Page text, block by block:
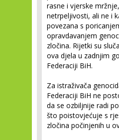
rasne i vjerske
netrpeljivosti, ali ne i
povezana s
opravdavanjem
zločina. Rijetki su
ova djela u zadnjim
Federaciji BiH.
Za istraživača
Federaciji BiH ne
da se ozbiljnije radi
što poistovjećuje s
zločina počinjenih u